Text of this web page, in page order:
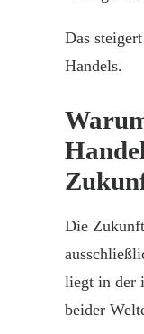
Das
Handels.
Die
liegt in der
beider